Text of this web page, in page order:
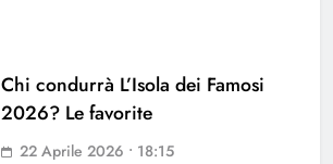
Chi condurrà L’Isola dei Famosi
2026? Le favorite
22 Aprile 2026 • 18:15